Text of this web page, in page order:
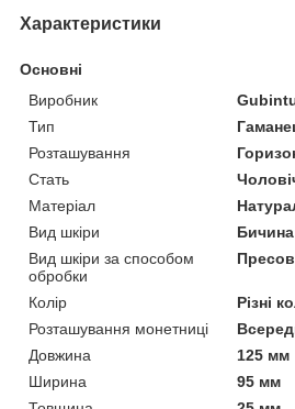
Характеристики
Основні
Виробник
Тип
Розташування
Стать
Матеріал
Вид шкіри
Бичина
Вид шкіри за способом
обробки
Колір
Різні
Розташування монетниці
Довжина
125 мм
Ширина
95 мм